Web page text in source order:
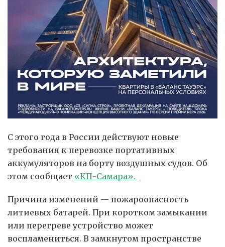
С этого года в России действуют новые
требования к перевозке портативных
аккумуляторов на борту воздушных судов. Об
этом сообщает «КП-Самара».
Причина изменений — пожароопасность
литиевых батарей. При коротком замыкании
или перегреве устройство может
воспламениться. В замкнутом пространстве